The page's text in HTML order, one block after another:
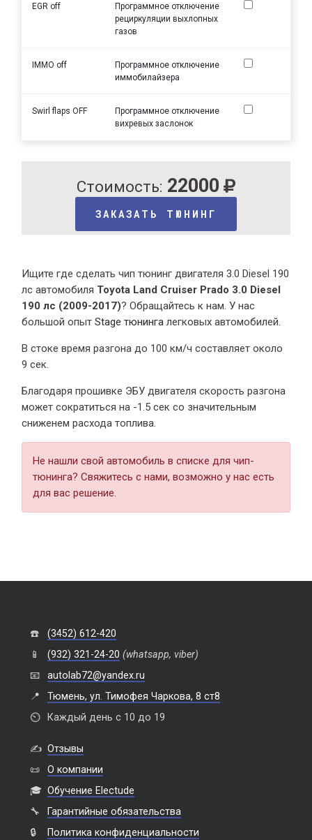
EGR off
Программное отключение
рециркуляции выхлопных
газов
IMMO off
Программное отключение
иммобилайзера
Swirl flaps OFF
Программное отключение
вихревых заслонок
Стоимость: 22000
ЗАКАЗАТЬ ТЮНИНГ
Ищите где сделать чип тюнинг двигателя 3.0 Diesel 190
лс автомобиля Toyota Land Cruiser Prado 3.0 Diesel
190 лс (2009-2017)? Обращайтесь к нам. У нас
большой опытStage тюнинга легковых автомобилей.
В стоке время разгонадо 100 км/ч составляет около
9 сек.
Благодаря прошивке ЭБУ двигателя скорость разгона
может сократиться на -1.5 сек со значительным
сниженем расхода топлива.
Не нашли свой автомобиль в списке для чип-
тюнинга? Свяжитесь с нами, возможно у нас есть
для вас решение.
☎️
(3452) 612-420
📱
(932) 321-24-20 (whatsapp, viber)
📧
autolab72@yandex.ru
📍
Тюмень, ул. Тимофея Чаркова, 8 ст8
⏲️
Каждый день с 10 до 19
✍️ Отзывы
📜
О компании
🎓 Обучение Electude
🔧
Гарантийные обязательства
🔒
Политика конфиденциальности